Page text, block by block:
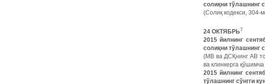
солиқни тўлашнинг
(Солиқ кодекси, 304-
24 ОКТЯБРЬ7
2015йилнинг
солиқни тўлашнинг
(МВ ва ДСҚнинг АВ
ва клинкерга
2015йилнинг
тўлашнинг сўнгги